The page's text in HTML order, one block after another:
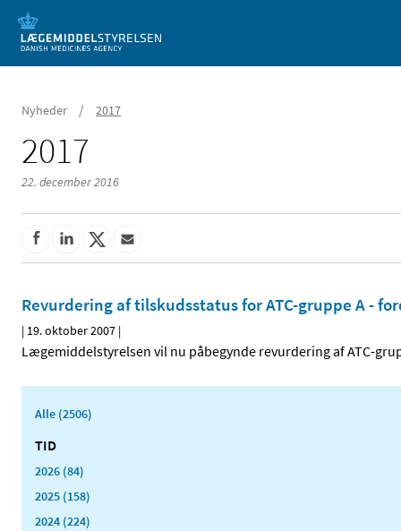
Mobil visning
Nyheder / 2017
2017
22. december 2016
Revurdering af tilskudsstatus for ATC-gruppe A -
| 19. oktober 2007 |
Lægemiddelstyrelsen vil nu påbegynde revurdering af ATC-
Alle (2506)
TID
2026 (84)
2025 (158)
2024 (224)